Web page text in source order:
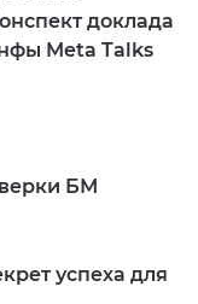
доклада
Meta Talks
БМ
успеха для